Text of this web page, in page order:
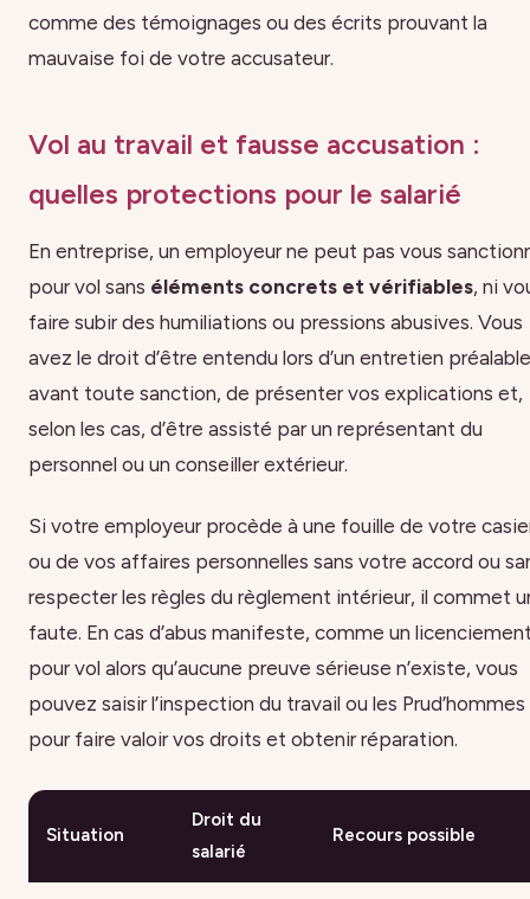
comme des témoignages ou des écrits prouvant la
mauvaise foi de votre accusateur.
Vol au travail et fausse accusation :
quelles protections pour le salarié
En entreprise, un employeur ne peut pas vous
pour vol sans éléments concrets et vérifiables, ni
faire subir des humiliations ou pressions abusives. Vous
avez le droit d’être entendu lors d’un entretien préalable
avant toute sanction, de présenter vos explications et,
selon les cas, d’être assisté par un représentant du
personnel ou un conseiller extérieur.
Si votre employeur procède à une fouille de votre
ou de vos affaires personnelles sans votre accord ou
respecter les règles du règlement intérieur, il commet
faute. En cas d’abus manifeste, comme un
pour vol alors qu’aucune preuve sérieuse n’existe, vous
pouvez saisir l’inspection du travail ou les Prud’hommes
pour faire valoir vos droits et obtenir réparation.
Situation
Droit du
salarié
Recours possible